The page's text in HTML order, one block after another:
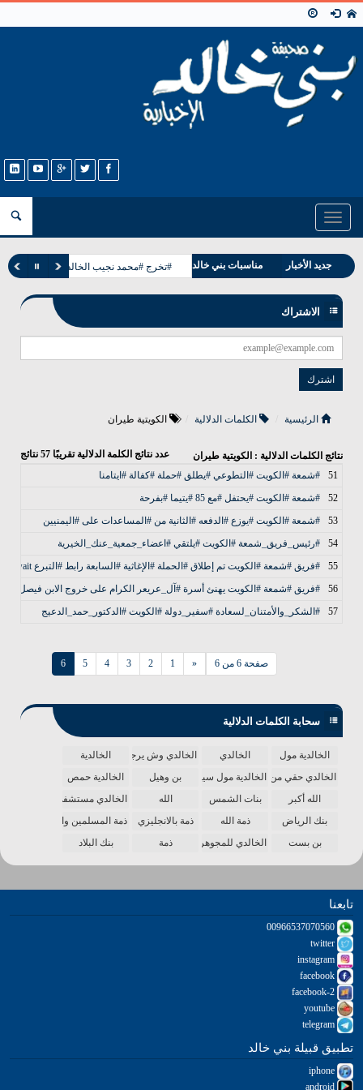
Toggle
navigation
جديد الأخبار
وفيات بني خالد
مناسبات بني خالد #تخرج #محمد نجيب الخالدي
الاشتراك
الرئيسية الكلمات الدلالية الكويتية طيران
نتائج الكلمات الدلالية : الكويتية طيران عدد نتائج الكلمة الدلالية تقريبًا 57 نتائج
51
#شمعة #الكويت #التطوعي #يطلق #حملة #كفالة #ايتامنا
52
#شمعة #الكويت #يحتفل #مع 85 #يتيما #بفرحة
53
#شمعة #الكويت #يوزع #الدفعه #الثانية من #المساعدات على #اليمنيين
54
#رئيس_فريق_شمعة #الكويت #يلتقي #اعضاء_جمعية_عنك_الخيرية
55
#فريق #شمعة #الكويت تم إطلاق #الحملة #الإغاثية #السابعة رابط #التبرع http://bit.ly/shamaelkuwait قال الله تعالى {لَن تَنَالُواْ الْبِرَّ حَتَّى تُنفِقُواْ مِمَّا تُحِبُّونَ وَمَا تُنفِقُواْ مِن شَيْءٍ فَإِنَّ اللّهَ بِهِ عَلِيمٌ }آل عمران
56
#فريق #شمعة #الكويت يهنئ أسرة #آل_عريعر الكرام على خروج الابن فيصل بن
57
#الشكر_والأمتنان_لسعادة #سفير_دولة #الكويت #الدكتور_حمد_الدعيج
صفحة 6 من 6 «
1
2
3
4
5
6
سحابة الكلمات الدلالية
الخالدية مول الخالدي الخالدي وش يرجع
الخالدية
الخالدي حقي من الدنياالخالدية مول سينما بن وهيل
الخالدية حمص
الله أكبر
بنات الشمس الله
الخالدي مستشفى
بنك الرياض
ذمة الله ذمة بالانجليزي
ذمة المسلمين واحدة
بن بست
الخالدي للمجوهرات ذمة بنك البلاد
تابعنا
تطبيق قبيلة بني خالد